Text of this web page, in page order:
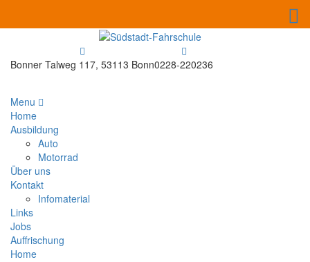
Bonner Talweg 117, 53113 Bonn0228-220236
Menu
Home
Ausbildung
Auto
Motorrad
Über uns
Kontakt
Infomaterial
Links
Jobs
Auffrischung
Home